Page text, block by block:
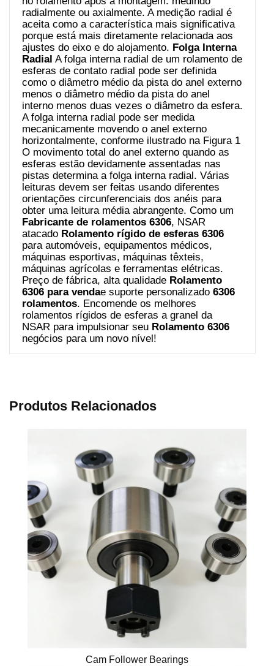
radialmente ou axialmente. A medição radial é
aceita como a característica mais significativa
porque está mais diretamente relacionada aos
ajustes do eixo e do alojamento. Folga Interna
Radial A folga interna radial de um rolamento de
esferas de contato radial pode ser definida
como o diâmetro médio da pista do anel externo
menos o diâmetro médio da pista do anel
interno menos duas vezes o diâmetro da esfera.
A folga interna radial pode ser medida
mecanicamente movendo o anel externo
horizontalmente, conforme ilustrado na Figura 1
O movimento total do anel externo quando as
esferas estão devidamente assentadas nas
pistas determina a folga interna radial. Várias
leituras devem ser feitas usando diferentes
orientações circunferenciais dos anéis para
obter uma leitura média abrangente. Como um
Fabricante de rolamentos 6306, NSAR
atacado Rolamento rígido de esferas 6306
para automóveis, equipamentos médicos,
máquinas esportivas, máquinas têxteis,
máquinas agrícolas e ferramentas elétricas.
Preço de fábrica, alta qualidade Rolamento
6306 para vendae suporte personalizado 6306
rolamentos. Encomende os melhores
rolamentos rígidos de esferas a granel da
NSAR para impulsionar seu Rolamento 6306
negócios para um novo nível!
Produtos Relacionados
Cam Follower Bearings